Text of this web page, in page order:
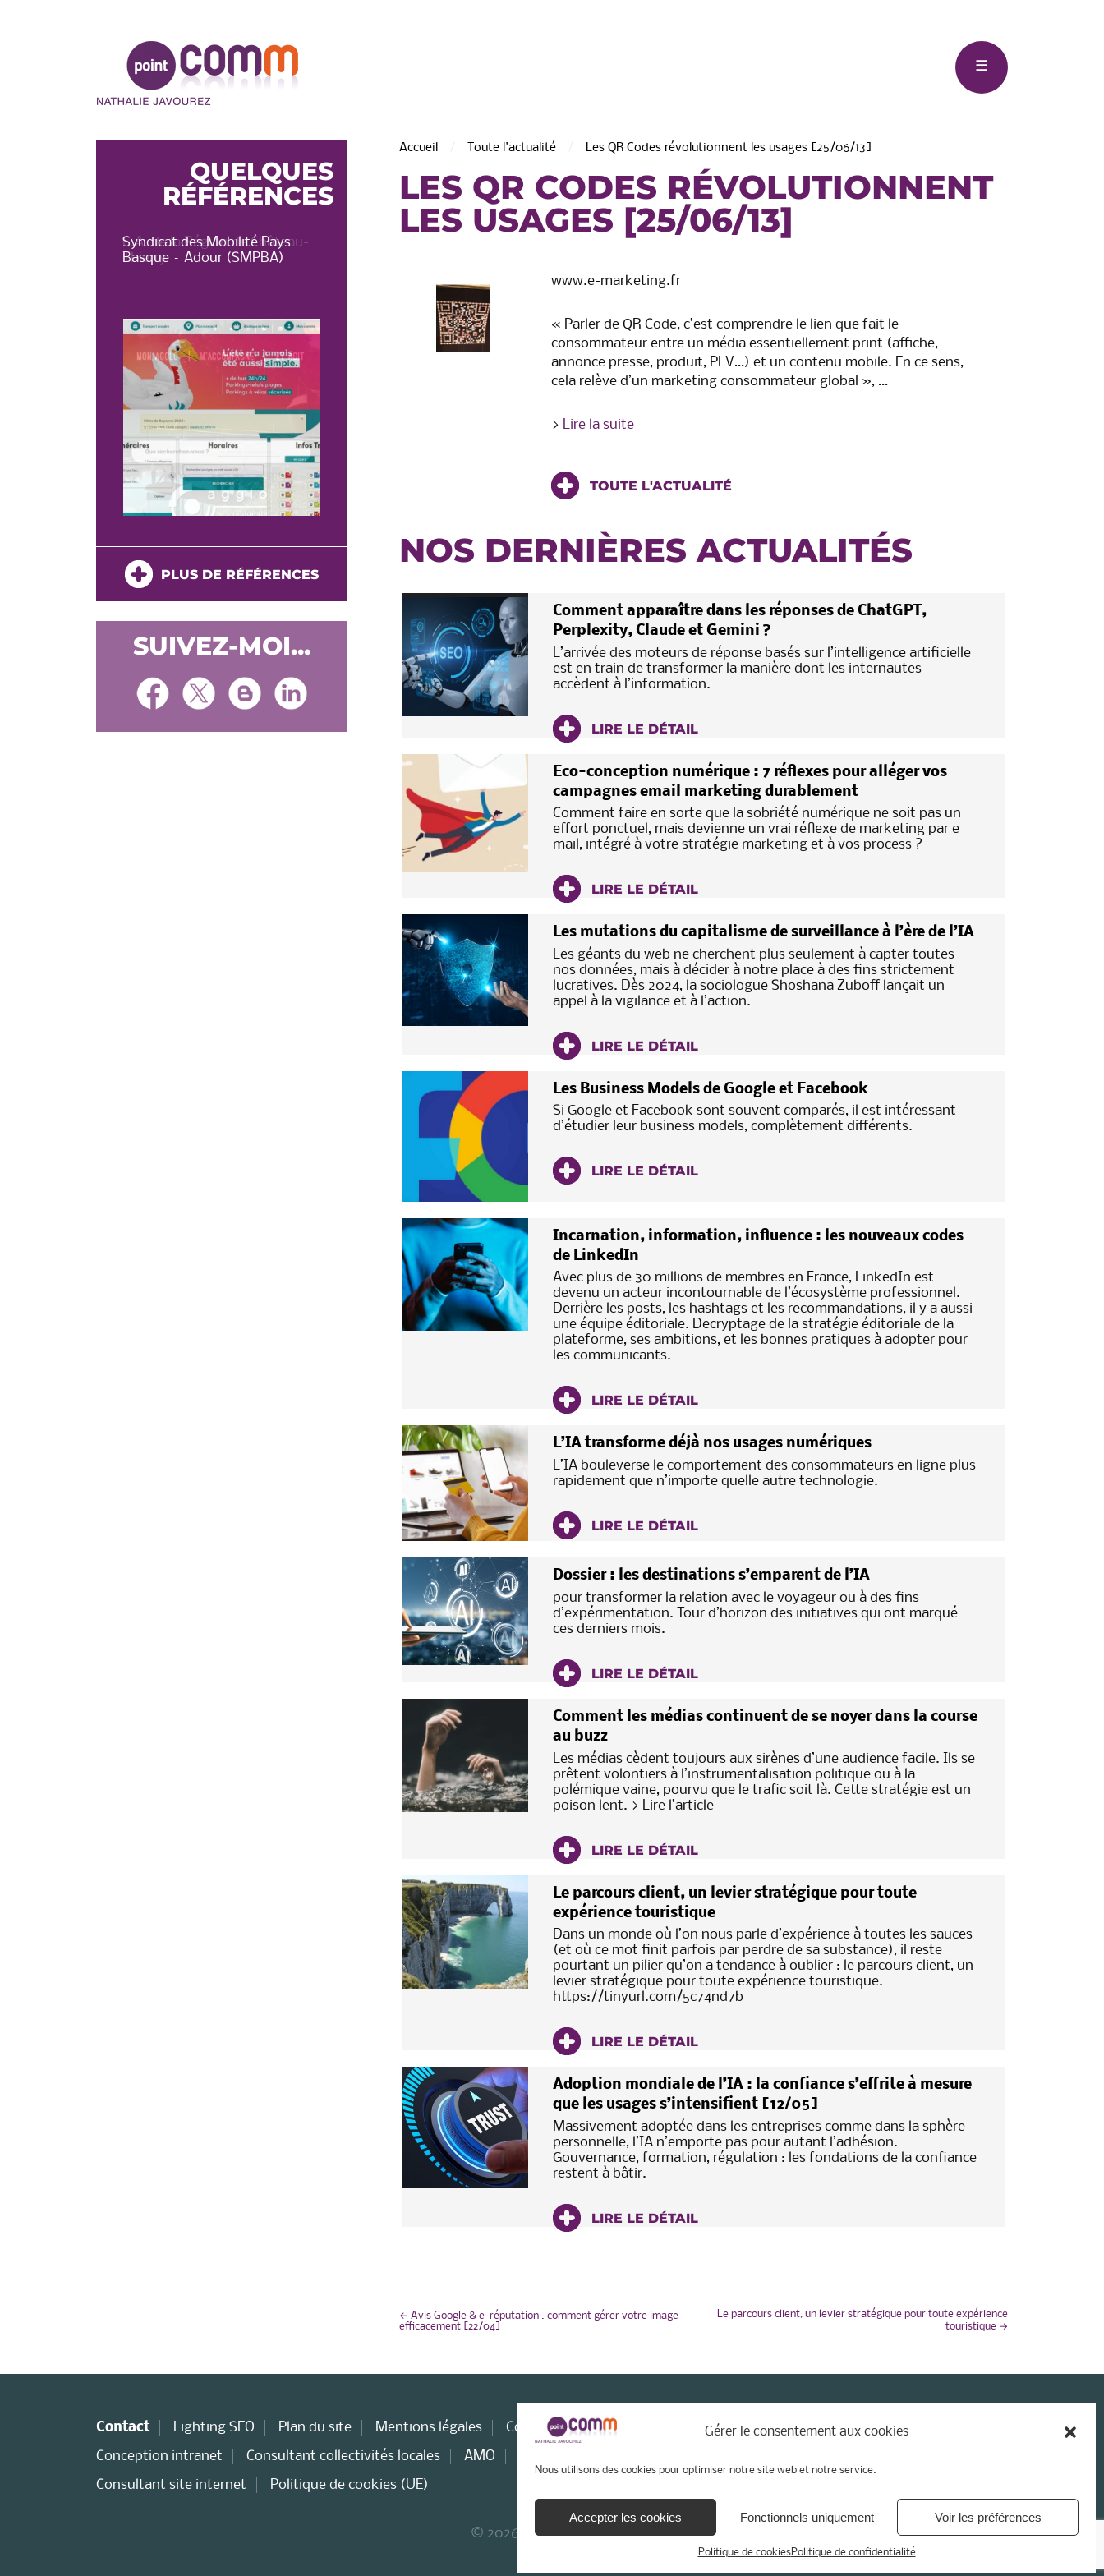
Gérer le consentement aux cookies
Nous utilisons des cookies pour optimiser notre site web et notre service.
Accepter les cookies Fonctionnels uniquement Voir les préférences
Politique de cookiesPolitique de confidentialité
Point
Comm
☰
Accueil Toute l'actualité Les QR Codes révolutionnent les usages [25/06/13]
LES QR CODES RÉVOLUTIONNENT
LES USAGES [25/06/13]
www.e-marketing.fr
« Parler de QR Code, c’est comprendre le lien que fait le
consommateur entre un média essentiellement print (affiche,
annonce presse, produit, PLV…) et un contenu mobile. En ce sens,
cela relève d’un marketing consommateur global », …
> Lire la suite
TOUTE L'ACTUALITÉ
NOS DERNIÈRES ACTUALITÉS
Comment apparaître dans les réponses de ChatGPT,
Perplexity, Claude et Gemini ?
L’arrivée des moteurs de réponse basés sur l’intelligence artificielle
est en train de transformer la manière dont les internautes
accèdent à l’information.
LIRE LE DÉTAIL
Eco-conception numérique : 7 réflexes pour alléger vos
campagnes email marketing durablement
Comment faire en sorte que la sobriété numérique ne soit pas un
effort ponctuel, mais devienne un vrai réflexe de marketing par e
mail, intégré à votre stratégie marketing et à vos process ?
LIRE LE DÉTAIL
Les mutations du capitalisme de surveillance à l’ère de l’IA
Les géants du web ne cherchent plus seulement à capter toutes
nos données, mais à décider à notre place à des fins strictement
lucratives. Dès 2024, la sociologue Shoshana Zuboff lançait un
appel à la vigilance et à l’action.
LIRE LE DÉTAIL
Les Business Models de Google et Facebook
Si Google et Facebook sont souvent comparés, il est intéressant
d’étudier leur business models, complètement différents.
LIRE LE DÉTAIL
Incarnation, information, influence : les nouveaux codes
de LinkedIn
Avec plus de 30 millions de membres en France, LinkedIn est
devenu un acteur incontournable de l’écosystème professionnel.
Derrière les posts, les hashtags et les recommandations, il y a aussi
une équipe éditoriale. Decryptage de la stratégie éditoriale de la
plateforme, ses ambitions, et les bonnes pratiques à adopter pour
les communicants.
LIRE LE DÉTAIL
L’IA transforme déjà nos usages numériques
L’IA bouleverse le comportement des consommateurs en ligne plus
rapidement que n’importe quelle autre technologie.
LIRE LE DÉTAIL
Dossier : les destinations s’emparent de l’IA
pour transformer la relation avec le voyageur ou à des fins
d’expérimentation. Tour d’horizon des initiatives qui ont marqué
ces derniers mois.
LIRE LE DÉTAIL
Comment les médias continuent de se noyer dans la course
au buzz
Les médias cèdent toujours aux sirènes d’une audience facile. Ils se
prêtent volontiers à l’instrumentalisation politique ou à la
polémique vaine, pourvu que le trafic soit là. Cette stratégie est un
poison lent. > Lire l’article
LIRE LE DÉTAIL
Le parcours client, un levier stratégique pour toute
expérience touristique
Dans un monde où l’on nous parle d’expérience à toutes les sauces
(et où ce mot finit parfois par perdre de sa substance), il reste
pourtant un pilier qu’on a tendance à oublier : le parcours client, un
levier stratégique pour toute expérience touristique.
https://tinyurl.com/5c74nd7b
LIRE LE DÉTAIL
Adoption mondiale de l’IA : la confiance s’effrite à mesure
que les usages s’intensifient [12/05]
Massivement adoptée dans les entreprises comme dans la sphère
personnelle, l’IA n’emporte pas pour autant l’adhésion.
Gouvernance, formation, régulation : les fondations de la confiance
restent à bâtir.
LIRE LE DÉTAIL
NAVIGATION
L’ARTICLE
← Avis Google & e-réputation : comment gérer votre image
efficacement [22/04]
Le parcours client, un levier stratégique pour toute expérience
touristique →
QUELQUES
RÉFÉRENCES
Syndicat des Mobilité Pays
Basque – Adour (SMPBA)
C.A. de la Région de Château-
PLUS DE RÉFÉRENCES
SUIVEZ-MOI...
Contact Lighting SEO Plan du site Mentions légales Consultant web
Stratégie WEB
Conception intranet
Consultant collectivités locales AMO
Consultant site internet
Politique de cookies (UE)
© 2026 - Point Comm